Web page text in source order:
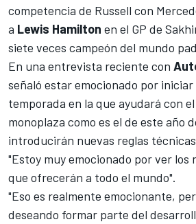
competencia de Russell con
a Lewis Hamilton en el GP de
siete veces campeón del mundo
En una entrevista reciente con
señaló estar emocionado por
temporada en la que ayudará con
monoplaza como es el de este año
introducirán nuevas reglas
"Estoy muy emocionado por ver los
que ofrecerán a todo el mundo".
"Eso es realmente emocionante,
deseando formar parte del